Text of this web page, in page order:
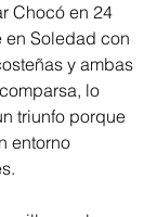
Chocó en 24
en Soledad con
y ambas
lo
triunfo porque
entorno